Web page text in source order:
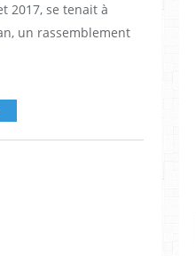
2017, se tenait à
un rassemblement